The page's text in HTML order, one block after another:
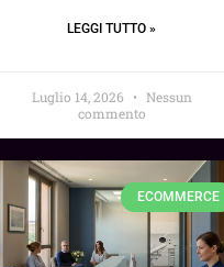
LEGGI TUTTO »
Luglio 14, 2026
Nessun
commento
ECOMMERCE